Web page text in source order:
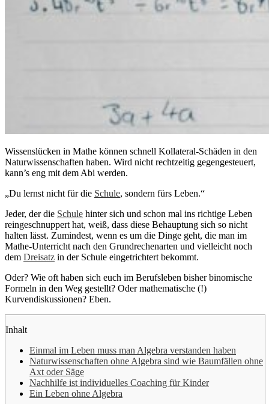
Wissenslücken in Mathe können schnell Kollateral-Schäden in den
Naturwissenschaften haben. Wird nicht rechtzeitig gegengesteuert,
kann’s eng mit dem Abi werden.
„Du lernst nicht für die Schule, sondern fürs Leben.“
Jeder, der die Schule hinter sich und schon mal ins richtige Leben
reingeschnuppert hat, weiß, dass diese Behauptung sich so nicht
halten lässt. Zumindest, wenn es um die Dinge geht, die man im
Mathe-Unterricht nach den Grundrechenarten und vielleicht noch
dem Dreisatz in der Schule eingetrichtert bekommt.
Oder? Wie oft haben sich euch im Berufsleben bisher binomische
Formeln in den Weg gestellt? Oder mathematische (!)
Kurvendiskussionen? Eben.
Inhalt
Einmal im Leben muss man Algebra verstanden haben
Naturwissenschaften ohne Algebra sind wie Baumfällen ohne
Axt oder Säge
Nachhilfe ist individuelles Coaching für Kinder
Ein Leben ohne Algebra